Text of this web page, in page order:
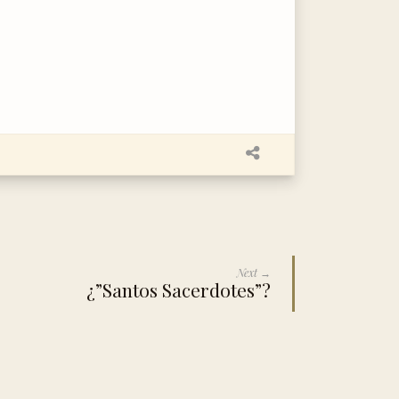
Next →
¿”Santos Sacerdotes”?